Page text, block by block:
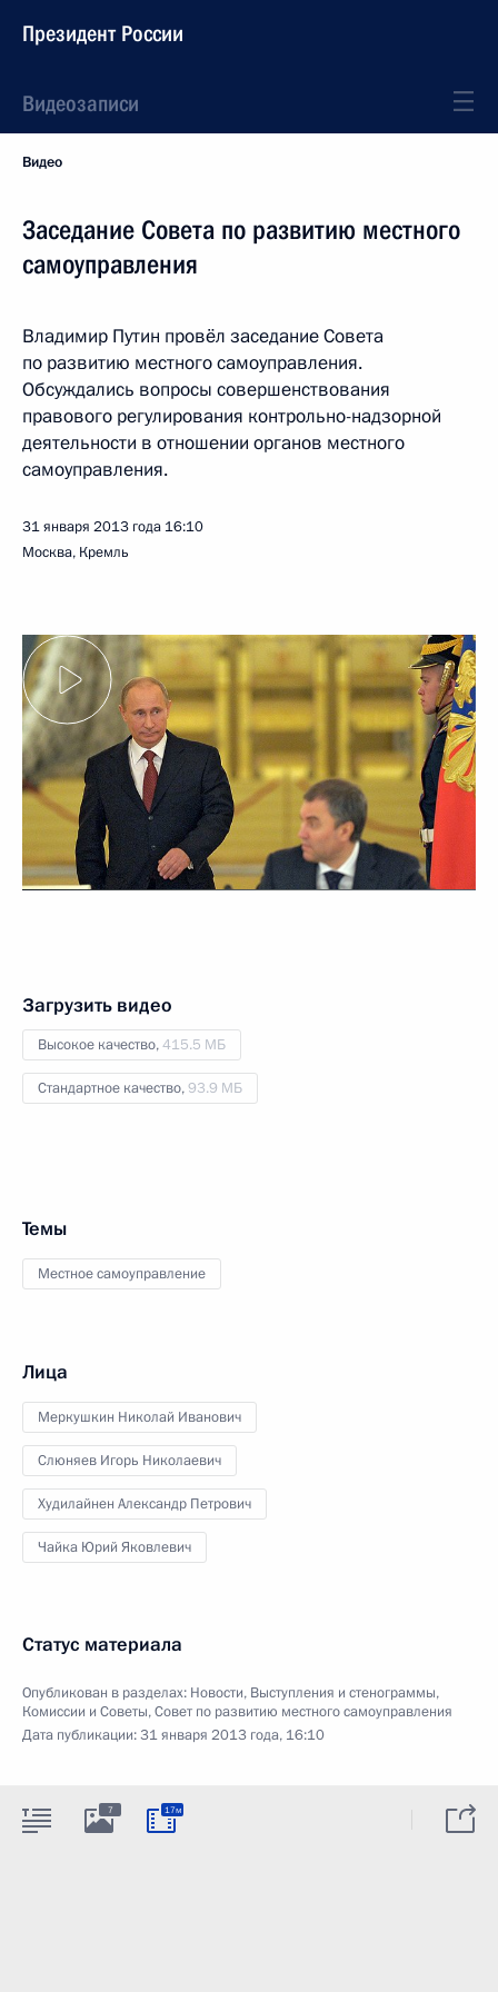
Президент России
Видеозаписи
Видео
Заседание Совета по развитию местного
самоуправления
Владимир Путин провёл заседание Совета
по развитию местного самоуправления.
Обсуждались вопросы совершенствования
правового регулирования контрольно-надзорной
деятельности в отношении органов местного
самоуправления.
31 января 2013 года 16:10
Москва, Кремль
Загрузить видео
Высокое качество,415.5 МБ
Стандартное качество,93.9 МБ
Темы
Местное самоуправление
Лица
Меркушкин Николай Иванович
Слюняев Игорь Николаевич
Худилайнен Александр Петрович
Чайка Юрий Яковлевич
Статус материала
Опубликован в разделах: Новости, Выступления и стенограммы,
Комиссии и Советы,Совет по развитию местного самоуправления
Дата публикации:31 января 2013 года, 16:10
7 17м